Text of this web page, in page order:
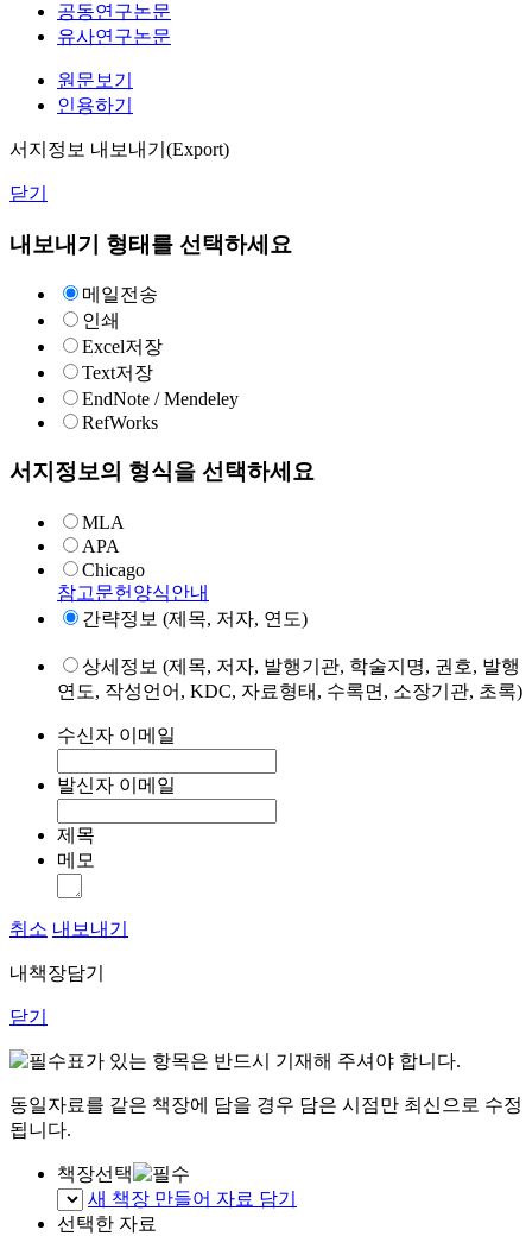
공동연구논문
유사연구논문
원문보기
인용하기
서지정보 내보내기(Export)
닫기
내보내기 형태를 선택하세요
메일전송
인쇄
Excel저장
Text저장
EndNote / Mendeley
RefWorks
서지정보의 형식을 선택하세요
MLA
APA
Chicago
참고문헌양식안내
간략정보 (제목, 저자, 연도)
상세정보 (제목, 저자, 발행기관, 학술지명, 권호, 발행
연도, 작성언어, KDC, 자료형태, 수록면, 소장기관, 초록)
수신자 이메일
발신자 이메일
제목
메모
취소 내보내기
내책장담기
닫기
표가 있는 항목은 반드시 기재해 주셔야 합니다.
동일자료를 같은 책장에 담을 경우 담은 시점만 최신으로 수정
됩니다.
책장선택
새 책장 만들어 자료 담기
선택한 자료